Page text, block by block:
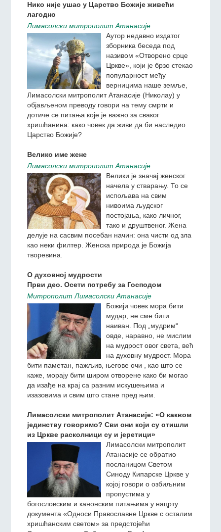
Нико није ушао у Царство Божије живећи
лагодно
Лимасолски митрополит Атанасије
Аутор недавно издатог
зборника беседа под
називом «Отворено срце
Цркве», који је брзо стекао
популарност међу
верницима наше земље,
Лимасолски митрополит Атанасије (Николау) у
објављеном преводу говори на тему смрти и
дотиче се питања које је важно за сваког
хришћанина: како човек да живи да би наследио
Царство Божије?
Велико име жене
Лимасолски митрополит Атанасије
Велики је значај женског
начела у стварању. То се
испољава на свим
нивоима људског
постојања, како личног,
тако и друштвеног. Жена
делује на сасвим посебан начин: она чисти од зла
као неки филтер. Женска природа је Божија
творевина.
О духовној мудрости
Први део. Осети потребу за Господом
Митрополит Лимасолски Атанасије
Божији човек мора бити
мудар, не сме бити
наиван. Под „мудрим“
овде, наравно, не мислим
на мудрост овог света, већ
на духовну мудрост. Мора
бити паметан, пажљив, његове очи , као што се
каже, морају бити широм отворене како би могао
да изађе на крај са разним искушењима и
изазовима и свим што стане пред њим.
Лимасолски митрополит Атанасије: «О каквом
јединству говоримо? Сви они који су отишли
из Цркве расколници су и јеретици»
Лимасолски митрополит
Атанасије се обратио
посланицом Светом
Синоду Кипарске Цркве у
којој говори о озбиљним
пропустима у
богословским и канонским питањима у нацрту
документа «Односи Православне Цркве с осталим
хришћанским светом» за предстојећи